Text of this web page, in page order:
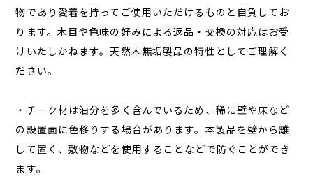
物であり愛着を持ってご使用いただけるものと自負してお
ります。木目や色味の好みによる返品・交換の対応はお受
けいたしかねます。天然木無垢製品の特性としてご理解く
ださい。
・チーク材は油分を多く含んでいるため、稀に壁や床など
の設置面に色移りする場合があります。本製品を壁から離
して置く、敷物などを使用することなどで防ぐことができ
ます。